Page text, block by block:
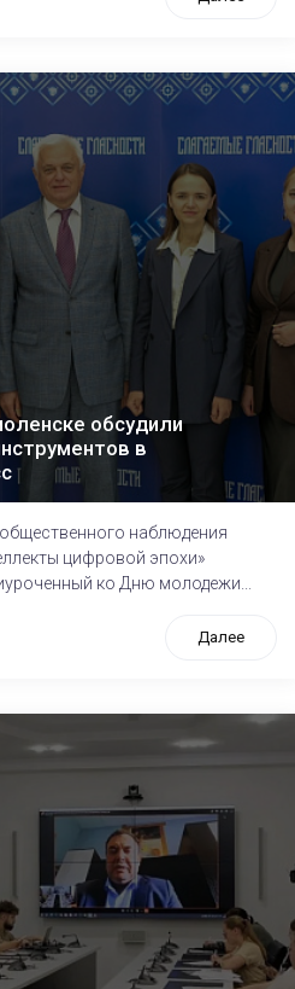
обсудили
в
наблюдения
цифровой эпохи»
ко Дню молодежи...
Далее